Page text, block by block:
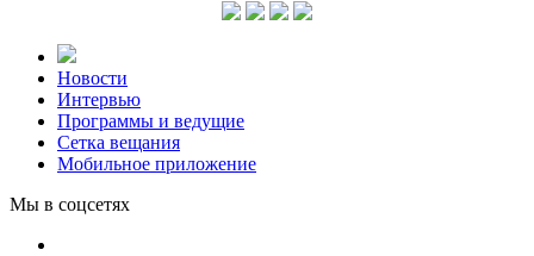
Новости
Интервью
Программы и ведущие
Сетка вещания
Мобильное приложение
Мы в соцсетях